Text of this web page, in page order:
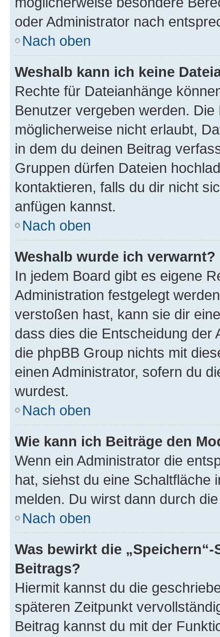
oder Administrator nach
Nach oben
Weshalb kann ich keine
Rechte für Dateianhänge
Benutzer vergeben werden.
möglicherweise nicht erlaubt,
in dem du deinen Beitrag
Gruppen dürfen Dateien
kontaktieren, falls du dir nicht
anfügen kannst.
Nach oben
Weshalb wurde ich verwarnt?
In jedem Board gibt es eigene
Administration festgelegt
verstoßen hast, kann sie dir
dass dies die Entscheidung der
die phpBB Group nichts mit
einen Administrator, sofern du
wurdest.
Nach oben
Wie kann ich Beiträge den
Wenn ein Administrator die
hat, siehst du eine Schaltfläche
melden. Du wirst dann durch
Nach oben
Was bewirkt die
Beitrags?
Hiermit kannst du die
späteren Zeitpunkt
Beitrag kannst du mit der